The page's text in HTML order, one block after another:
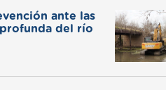
ante las
del río